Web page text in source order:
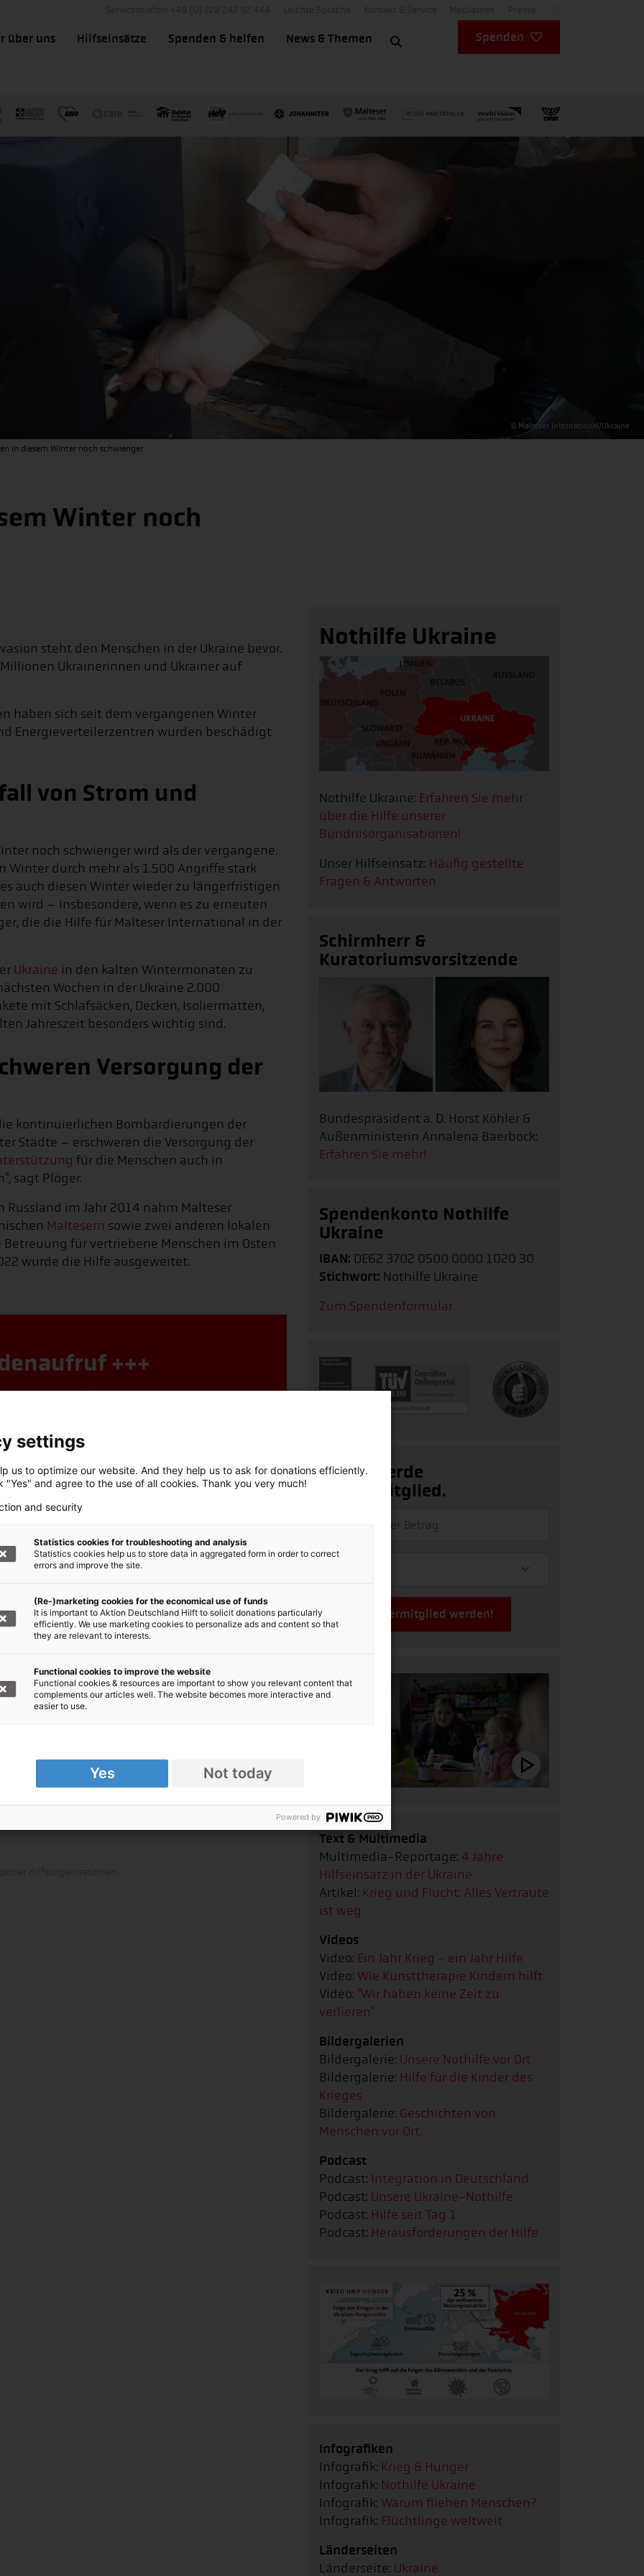
über uns Hilfseinsätze Spenden & helfen News & Themen Spenden
© Malteser International/Ukraine
in diesem Winter noch schwieriger
Winter noch
steht den Menschen in der Ukraine bevor.
Ukrainerinnen und Ukrainer auf
haben sich seit dem vergangenen Winter
Energieverteilerzentren wurden beschädigt
von Strom und
noch schwieriger wird als der vergangene.
durch mehr als 1.500 Angriffe stark
auch diesen Winter wieder zu längerfristigen
wird – insbesondere, wenn es zu erneuten
die die Hilfe für Malteser International in der
Ukraine in den kalten Wintermonaten zu
Wochen in der Ukraine 2.000
mit Schlafsäcken, Decken, Isoliermatten,
Jahreszeit besonders wichtig sind.
Versorgung der
kontinuierlichen Bombardierungen der
Städte – erschweren die Versorgung der
für die Menschen auch in
sagt Plöger.
Russland im Jahr 2014 nahm Malteser
Maltesern sowie zwei anderen lokalen
für vertriebene Menschen im Osten
wurde die Hilfe ausgeweitet.
+++
der Hilfsorganisationen,
betroffenen Menschen aus der Ukraine.
Nothilfe Ukraine
1020 30, BIC: BFSWDE33XXX
spenden!
unterstützt Menschen in der Ukraine im 2.
Kriegswinter. Helfer unterstützen bei
Wiederaufbau und Isolation von
Nothilfe Ukraine
Nothilfe Ukraine: Erfahren Sie mehr
über die Hilfe unserer
Bündnisorganisationen!
Unser Hilfseinsatz: Häufig gestellte
Fragen & Antworten
Schirmherr &
Kuratoriumsvorsitzende
Bundespräsident a. D. Horst Köhler &
Außenministerin Annalena Baerbock:
Erfahren Sie mehr!
Spendenkonto Nothilfe
Ukraine
IBAN: DE62 3702 0500 0000 1020 30
Stichwort: Nothilfe Ukraine
Zum Spendenformular
Ja, ich werde
Fördermitglied.
Jetzt Fördermitglied werden!
Text & Multimedia
Multimedia-Reportage: 4 Jahre
Hilfseinsatz in der Ukraine
Artikel: Krieg und Flucht: Alles Vertraute
ist weg
Videos
Video: Ein Jahr Krieg - ein Jahr Hilfe
Video: Wie Kunsttherapie Kindern hilft
Video: "Wir haben keine Zeit zu
verlieren"
Bildergalerien
Bildergalerie: Unsere Nothilfe vor Ort
Bildergalerie: Hilfe für die Kinder des
Krieges
Bildergalerie: Geschichten von
Menschen vor Ort
Podcast
Podcast: Integration in Deutschland
Podcast: Unsere Ukraine-Nothilfe
Podcast: Hilfe seit Tag 1
Podcast: Herausforderungen der Hilfe
Infografiken
Infografik: Krieg & Hunger
Infografik: Nothilfe Ukraine
Infografik: Warum fliehen Menschen?
Infografik: Flüchtlinge weltweit
Länderseiten
Länderseite: Ukraine
settings
us to optimize our website. And they help us to ask for donations efficiently.
"Yes" and agree to the use of all cookies. Thank you very much!
and security
Statistics cookies for troubleshooting and analysis
Statistics cookies help us to store data in aggregated form in order to correct
errors and improve the site.
(Re-)marketing cookies for the economical use of funds
It is important to Aktion Deutschland Hilft to solicit donations particularly
efficiently. We use marketing cookies to personalize ads and content so that
they are relevant to interests.
Functional cookies to improve the website
Functional cookies & resources are important to show you relevant content that
complements our articles well. The website becomes more interactive and
easier to use.
Yes Not today
Powered by